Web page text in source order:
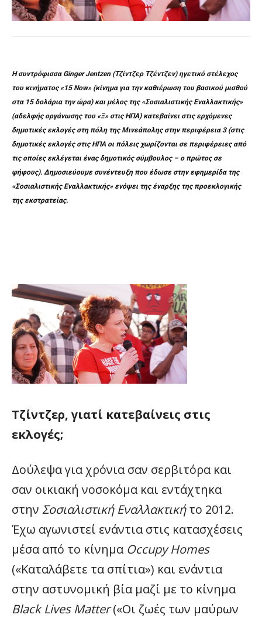
Η συντρόφισσα GingerJentzen(Τζίντζερ Τζέντζεν) ηγετικό στέλεχος
του κινήματος «15 Now» (κίνημα για την καθιέρωση του βασικού μισθού
στα 15 δολάρια την ώρα) και μέλος της «Σοσιαλιστικής Εναλλακτικής»
(αδελφής οργάνωσης του «Ξ» στις ΗΠΑ) κατεβαίνει στις ερχόμενες
δημοτικές εκλογές στη πόλη της Μινεάπολης στην περιφέρεια 3 (στις
δημοτικές εκλογές στις ΗΠΑ οι πόλεις χωρίζονται σε περιφέρειες από
τις οποίες εκλέγεται ένας δημοτικός σύμβουλος – ο πρώτος σε
ψήφους). Δημοσιεύουμε συνέντευξη που έδωσε στην εφημερίδα της
«Σοσιαλιστικής Εναλλακτικής» ενόψει της έναρξης της προεκλογικής
της εκστρατείας.
Τζίντζερ, γιατί κατεβαίνεις στις
εκλογές;
Δούλεψα για χρόνια σαν σερβιτόρα και
σαν οικιακή νοσοκόμα και εντάχτηκα
στην Σοσιαλιστική Εναλλακτικήτο 2012.
Έχω αγωνιστεί ενάντια στις κατασχέσεις
μέσα από το κίνημα Occupy Homes
(«Καταλάβετε τα σπίτια») και ενάντια
στην αστυνομική βία μαζί με το κίνημα
Black Lives Matter(«Οι ζωές των μαύρων